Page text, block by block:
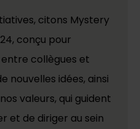
citons Mystery
conçu pour
collègues et
nouvelles idées, ainsi
valeurs, qui guident
et de diriger au sein